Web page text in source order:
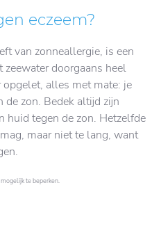
eczeem?
van zonneallergie, is een
doorgaans heel
opgelet, alles met mate: je
de zon. Bedek altijd zijn
huid tegen de zon. Hetzelfde
maar niet te lang, want
te beperken.